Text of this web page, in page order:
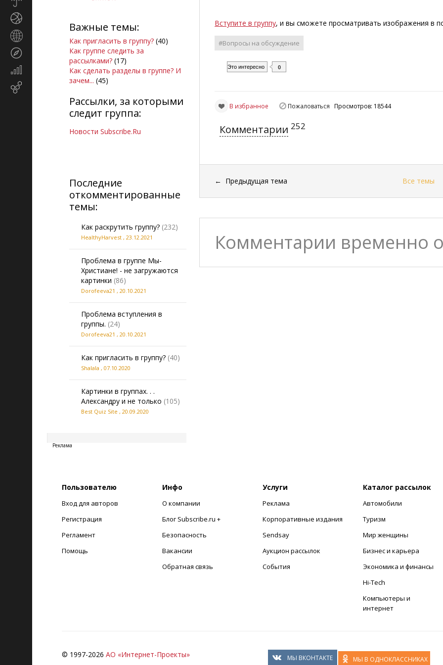
Экономика
маркетинг
Важные темы:
Как пригласить в группу? (40)
Как группе следить за
рассылками? (17)
Как сделать разделы в группе? И
зачем... (45)
Рассылки, за которыми
следит группа:
Новости Subscribe.Ru
Последние
откомментированные
темы:
Как раскрутить группу? (232)
HealthyHarvest , 23.12.2021
Проблема в группе Мы-
Христиане! - не загружаются
картинки (86)
Dorofeeva21 , 20.10.2021
Проблема вступления в
группы. (24)
Dorofeeva21 , 20.10.2021
Как пригласить в группу? (40)
Shalala , 07.10.2020
Картинки в группах. . .
Александру и не только (105)
Best Quiz Site , 20.09.2020
Реклама
Вступите в группу, и вы сможете просматривать изображения в
#Вопросы на обсуждение
Это интересно 0
В избранное Пожаловаться Просмотров: 18544
Комментарии 252
← Предыдущая тема Все темы
Комментарии временно
Пользователю
Вход для авторов
Регистрация
Регламент
Помощь
Инфо
О компании
Блог Subscribe.ru +
Безопасность
Вакансии
Обратная связь
Услуги
Реклама
Корпоративные издания
Sendsay
Аукцион рассылок
События
Каталог рассылок
Автомобили
Туризм
Мир женщины
Бизнес и карьера
Экономика и финансы
Hi-Tech
Компьютеры и
интернет
© 1997-2026 АО «Интернет-Проекты» МЫ ВКОНТАКТЕ МЫ В ОДНОКЛАССНИКАХ